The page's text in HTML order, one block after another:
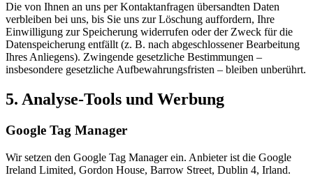
Die von Ihnen an uns per Kontaktanfragen übersandten Daten
verbleiben bei uns, bis Sie uns zur Löschung auffordern, Ihre
Einwilligung zur Speicherung widerrufen oder der Zweck für die
Datenspeicherung entfällt (z. B. nach abgeschlossener Bearbeitung
Ihres Anliegens). Zwingende gesetzliche Bestimmungen –
insbesondere gesetzliche Aufbewahrungsfristen – bleiben unberührt.
5. Analyse-Tools und Werbung
Google Tag Manager
Wir setzen den Google Tag Manager ein. Anbieter ist die Google
Ireland Limited, Gordon House, Barrow Street, Dublin 4, Irland.